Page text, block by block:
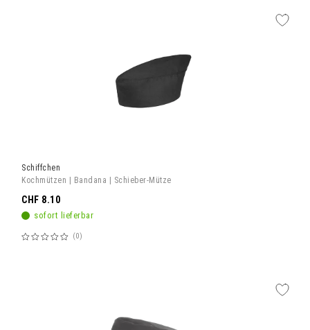
Schiffchen
Kochmützen | Bandana | Schieber-Mütze
sofort lieferbar
Bewertung:
0
CHF 8.10